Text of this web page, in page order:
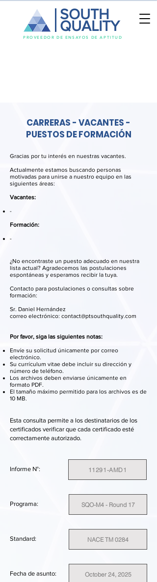
PROVEEDOR DE ENSAYOS DE APTITUD
SOUTH
QUALITY
CARRERAS - VACANTES -
PUESTOS DE FORMACIÓN
Gracias por tu interés en nuestras vacantes.
Actualmente estamos buscando personas
motivadas para unirse a nuestro equipo en las
siguientes áreas:
Vacantes:
-
Formación:
-
¿No encontraste un puesto adecuado en nuestra
lista actual? Agradecemos las postulaciones
espontáneas y esperamos recibir la tuya.
Contacto para postulaciones o consultas sobre
formación:
Sr. Daniel Hernández
correo electrónico: contact@ptsouthquality.com
Por favor, siga las siguientes notas:
Envíe su solicitud únicamente por correo
electrónico.
Su currículum vitae debe incluir su dirección y
número de teléfono.
Los archivos deben enviarse únicamente en
formato PDF.
El tamaño máximo permitido para los archivos es de
10 MB.
Esta consulta permite a los destinatarios de los
certificados verificar que cada certificado esté
correctamente autorizado.
Informe N°: 11291-AMD1
Programa: SQO-M4 - Round 17
Standard: NACE TM 0284
Fecha de asunto: October 24, 2025